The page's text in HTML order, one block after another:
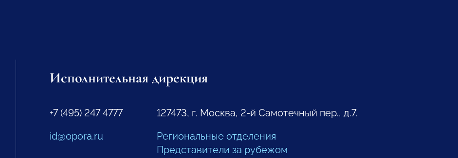
Исполнительная дирекция
+7 (495) 247 4777
id@opora.ru
127473, г. Москва, 2-й Самотечный пер., д.7.
Региональные отделения
Представители за рубежом